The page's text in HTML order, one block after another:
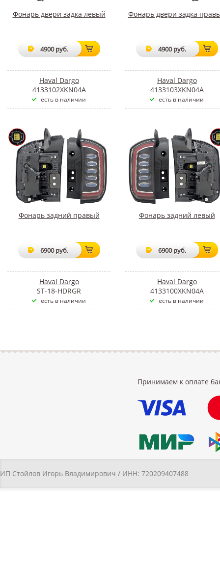
Фонарь двери задка левый
4900 руб.
Haval Dargo
4133102XKN04A
есть в наличии
Фонарь двери задка
4900 руб.
Haval Dargo
4133103XKN04A
есть в наличии
Фонарь задний правый
6900 руб.
Haval Dargo
ST-18-HDRGR
есть в наличии
Фонарь задний левый
6900 руб.
Haval Dargo
4133100XKN04A
есть в наличии
Принимаем к оплате
ИП Стойлов Игорь Владимирович / ИНН: 720209407488